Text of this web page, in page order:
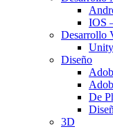
IOS
Desarrollo
Unity
Diseño
De
3D